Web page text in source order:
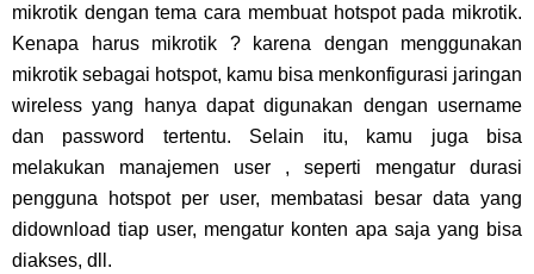
mikrotik dengan tema cara membuat hotspot pada mikrotik.
Kenapa harus mikrotik ? karena dengan menggunakan
mikrotik sebagai hotspot, kamu bisa menkonfigurasi jaringan
wireless yang hanya dapat digunakan dengan username
dan password tertentu. Selain itu, kamu juga bisa
melakukan manajemen user , seperti mengatur durasi
pengguna hotspot per user, membatasi besar data yang
didownload tiap user, mengatur konten apa saja yang bisa
diakses, dll.